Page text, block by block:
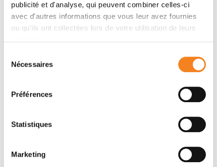
publicité et d'analyse, qui peuvent combiner celles-ci
avec d'autres informations que vous leur avez fournies
ou qu'ils ont collectées lors de votre utilisation de leurs
Nécessaires
Préférences
Statistiques
Marketing
Membres
LOIODICE